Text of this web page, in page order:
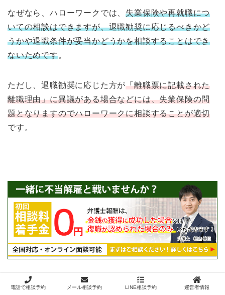
なぜなら、ハローワークでは、失業保険や再就職につ
いての相談はできますが、退職勧奨に応じるべきかど
うかや退職条件が妥当かどうかを相談することはでき
ないためです。
ただし、退職勧奨に応じた方が「離職票に記載された
離職理由」に異議がある場合などには、失業保険の問
題となりますのでハローワークに相談することが適切
です。
電話で相談予約 メール相談予約 LINE相談予約 運営者情報